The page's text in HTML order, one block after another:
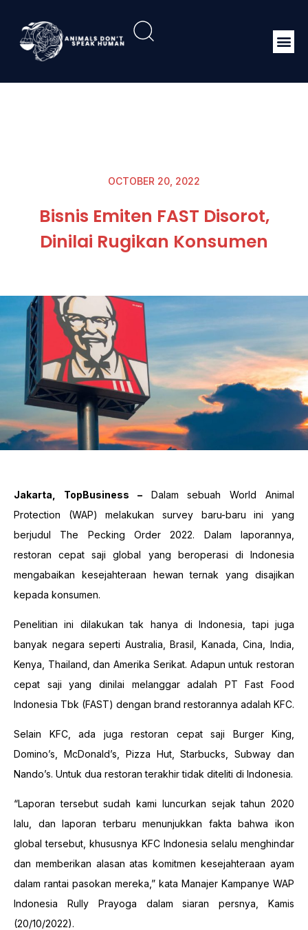
OCTOBER 20, 2022
Bisnis Emiten FAST Disorot,
Dinilai Rugikan Konsumen
Jakarta, TopBusiness –Dalam sebuah World Animal
Protection (WAP) melakukan survey baru-baru ini yang
berjudul The Pecking Order 2022. Dalam laporannya,
restoran cepat saji global yang beroperasi di Indonesia
mengabaikan kesejahteraan hewan ternak yang disajikan
kepada konsumen.
Penelitian ini dilakukan tak hanya di Indonesia, tapi juga
banyak negara seperti Australia, Brasil, Kanada, Cina, India,
Kenya, Thailand, dan Amerika Serikat. Adapun untuk restoran
cepat saji yang dinilai melanggar adalah PT Fast Food
Indonesia Tbk (FAST) dengan brand restorannya adalah KFC.
Selain KFC, ada juga restoran cepat saji Burger King,
Domino’s, McDonald’s, Pizza Hut, Starbucks, Subway dan
Nando’s. Untuk dua restoran terakhir tidak diteliti di Indonesia.
“Laporan tersebut sudah kami luncurkan sejak tahun 2020
lalu, dan laporan terbaru menunjukkan fakta bahwa ikon
global tersebut, khususnya KFC Indonesia selalu menghindar
dan memberikan alasan atas komitmen kesejahteraan ayam
dalam rantai pasokan mereka,” kata Manajer Kampanye WAP
Indonesia Rully Prayoga dalam siaran persnya, Kamis
(20/10/2022).